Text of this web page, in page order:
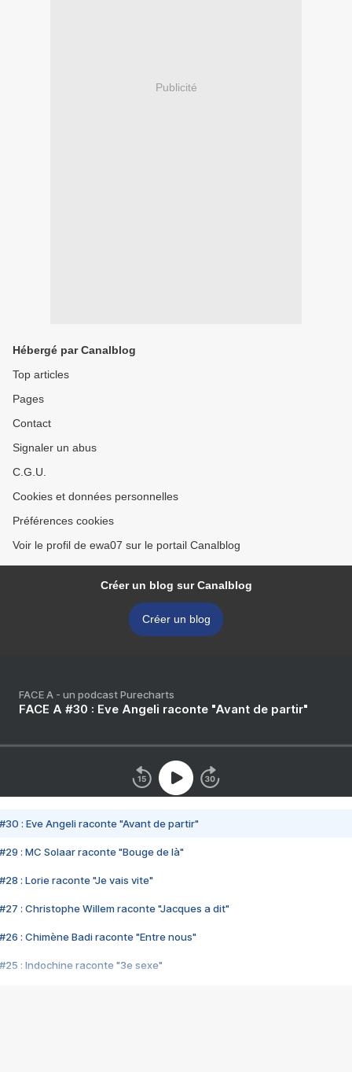
Publicité
Hébergé par Canalblog
Top articles
Pages
Contact
Signaler un abus
C.G.U.
Cookies et données personnelles
Préférences cookies
Voir le profil de ewa07 sur le portail Canalblog
Créer un blog sur Canalblog
Créer un blog
FACE A - un podcast Purecharts
FACE A #30 : Eve Angeli raconte "Avant de partir"
#30 : Eve Angeli raconte "Avant de partir"
#29 : MC Solaar raconte "Bouge de là"
#28 : Lorie raconte "Je vais vite"
#27 : Christophe Willem raconte "Jacques a dit"
#26 : Chimène Badi raconte "Entre nous"
#25 : Indochine raconte "3e sexe"